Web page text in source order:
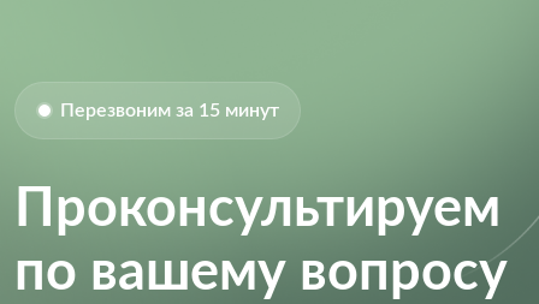
Перезвоним за 15 минут
Проконсультируем
по вашему вопросу